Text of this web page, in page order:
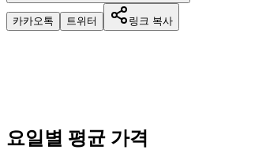
카카오톡 트위터 링크 복사
요일별 평균 가격